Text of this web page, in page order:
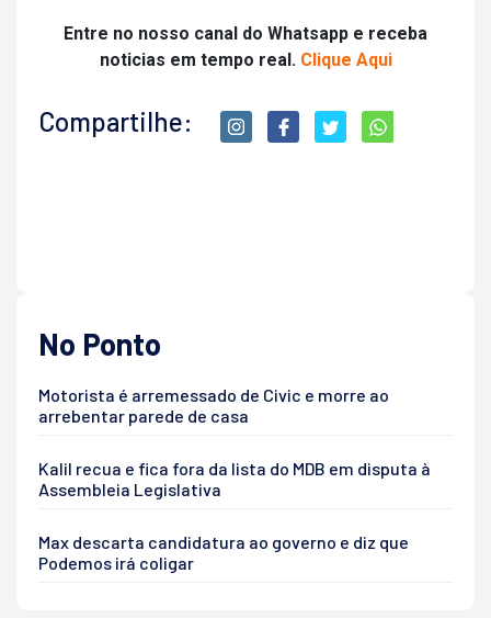
Entre no nosso canal do Whatsapp e receba
noticias em tempo real. Clique Aqui
Compartilhe:
No Ponto
Motorista é arremessado de Civic e morre ao
arrebentar parede de casa
Kalil recua e fica fora da lista do MDB em disputa à
Assembleia Legislativa
Max descarta candidatura ao governo e diz que
Podemos irá coligar